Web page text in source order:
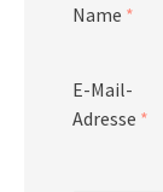
Name *
E-Mail-
Adresse *